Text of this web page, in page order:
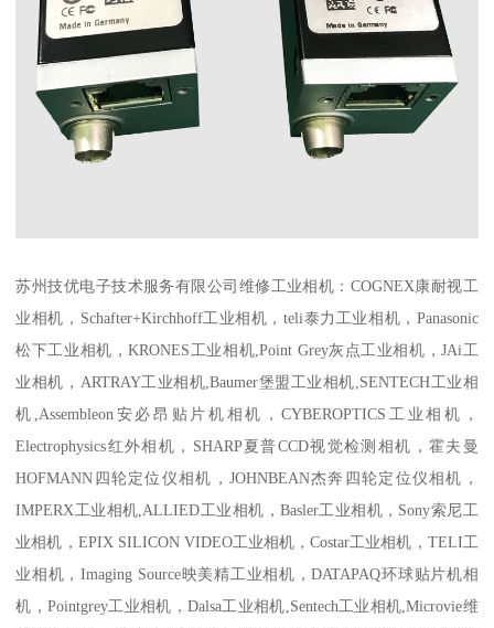
苏州技优电子技术服务有限公司维修工业相机：COGNEX康耐视工
业相机，Schafter+Kirchhoff工业相机，teli泰力工业相机，Panasonic
松下工业相机，KRONES工业相机,Point Grey灰点工业相机，JAi工
业相机，ARTRAY工业相机,Baumer堡盟工业相机,SENTECH工业相
机,Assembleon安必昂贴片机相机，CYBEROPTICS工业相机，
Electrophysics红外相机，SHARP夏普CCD视觉检测相机，霍夫曼
HOFMANN四轮定位仪相机，JOHNBEAN杰奔四轮定位仪相机，
IMPERX工业相机,ALLIED工业相机，Basler工业相机，Sony索尼工
业相机，EPIX SILICON VIDEO工业相机，Costar工业相机，TELI工
业相机，Imaging Source映美精工业相机，DATAPAQ环球贴片机相
机，Pointgrey工业相机，Dalsa工业相机,Sentech工业相机,Microvie维